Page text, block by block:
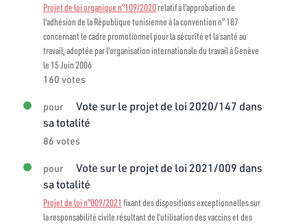
Projet de loi organique n°109/2020relatif à l'approbation de
l'adhésion de la République tunisienne à la convention n° 187
concernant le cadre promotionnel pour la sécurité et la santé au
travail, adoptée par l'organisation internationale du travail à Genève
le 15 Juin 2006
160 votes
pour
Vote sur le projet de loi 2020/147 dans
sa totalité
86 votes
pour
Vote sur le projet de loi 2021/009 dans
sa totalité
Projet de loi n°009/2021 fixant des dispositions exceptionnelles sur
la responsabilité civile résultant de l’utilisation des vaccins et des